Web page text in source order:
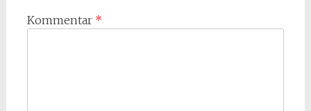
Kommentar *